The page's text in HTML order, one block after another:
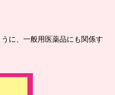
に、一般用医薬品にも関係す